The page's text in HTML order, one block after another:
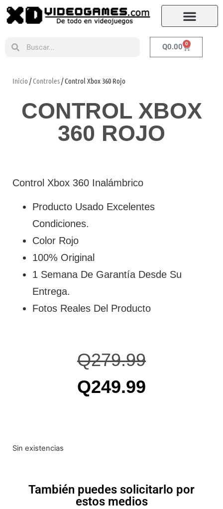
Q0.00 0
Inicio /Controles/ Control Xbox 360 Rojo
CONTROL XBOX
360 ROJO
Control Xbox 360 Inalámbrico
Producto Usado Excelentes
Condiciones.
Color Rojo
100% Original
1 Semana De Garantía Desde Su
Entrega.
Fotos Reales Del Producto
Q279.99
Q249.99
Sin existencias
También puedes solicitarlo por
estos medios